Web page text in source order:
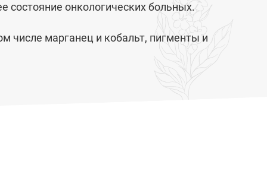
состояние онкологических больных.
числе марганец и кобальт, пигменты и